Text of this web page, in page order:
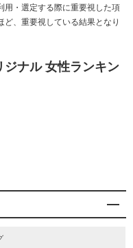
用・選定する際に重要視した項
ど、重要視している結果となり
ジナル 女性ランキン